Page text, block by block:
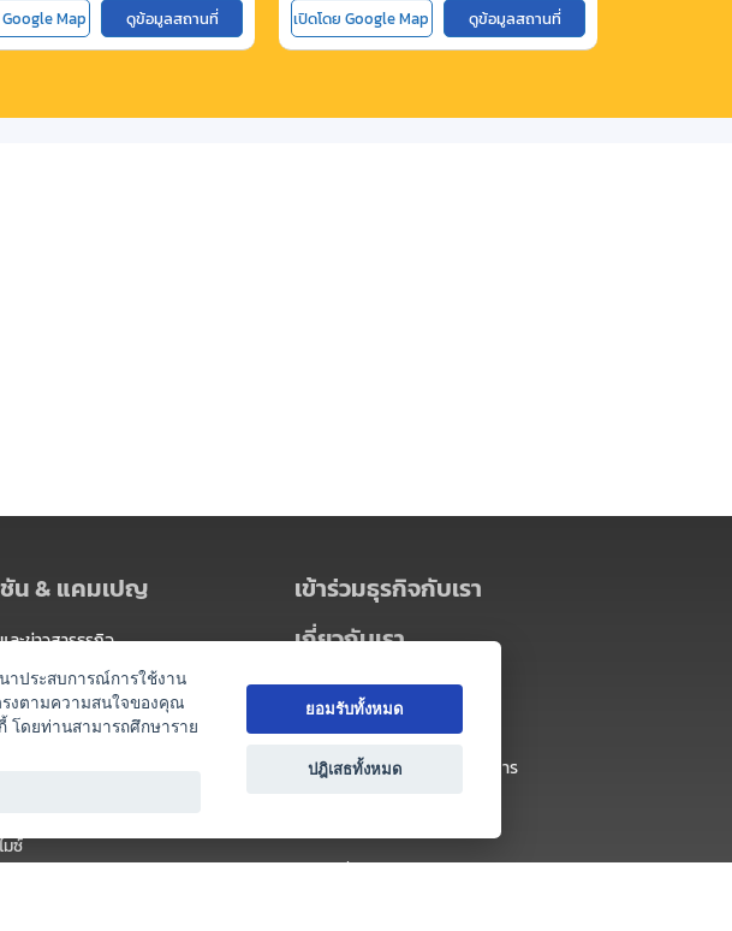
Map ดูข้อมูลสถานที่ เปิดโดย Google Map ดูข้อมูลสถานที่
ชัน & แคมเปญ
ละข่าวสารธุรกิจ
มซ์
เข้าร่วมธุรกิจกับเรา
เกี่ยวกับเรา
เกี่ยวกับ Thai MICE Connect
นโยบายความเป็นส่วนตัว
ข้อตกลง และเงื่อนไขการใช้บริการ
าประสบการณ์การใช้งาน
รงตามความสนใจของคุณ
โดยท่านสามารถศึกษาราย
ยอมรับทั้งหมด
ปฎิเสธทั้งหมด